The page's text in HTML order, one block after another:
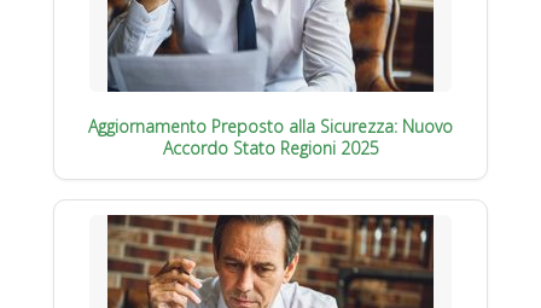
Aggiornamento Preposto alla Sicurezza: Nuovo
Accordo Stato Regioni 2025